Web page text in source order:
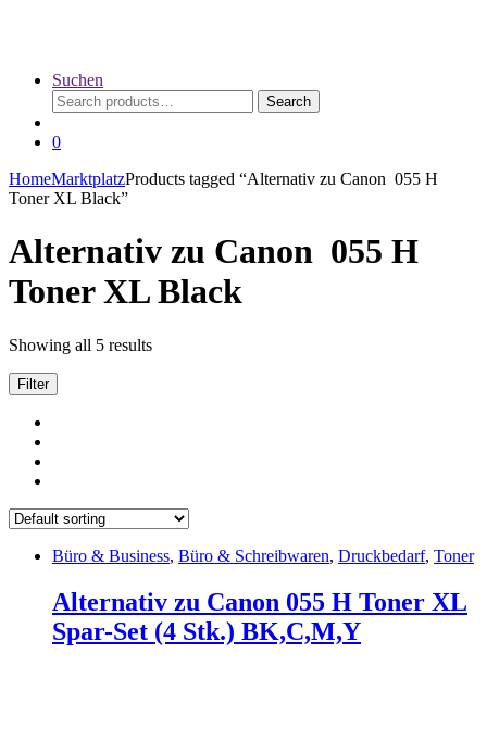
Suchen
Search
for:
Search
0
HomeMarktplatzProducts tagged “Alternativ zu Canon 055 H
Toner XL Black”
Alternativ zu Canon 055 H
Toner XL Black
Showing all 5 results
Filter
Büro & Business, Büro & Schreibwaren, Druckbedarf, Toner
Alternativ zu Canon 055 H Toner XL
Spar-Set (4 Stk.) BK,C,M,Y